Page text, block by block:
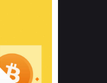
các dòng
quốc
kích
kiện
tìm hiểu
về tác